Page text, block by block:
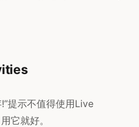
!”提示不值得使用Live
它就好。